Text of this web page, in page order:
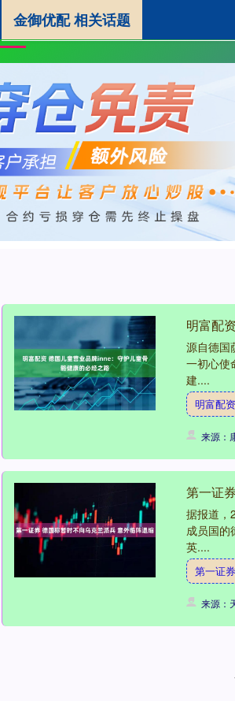
首页 金御优配 实盘配资官网
金御优配 相关话题
明富配
源自德国
一初心使
建....
明富配资
来源：
第一证
据报道，
成员国的
英....
第一证券
来源：